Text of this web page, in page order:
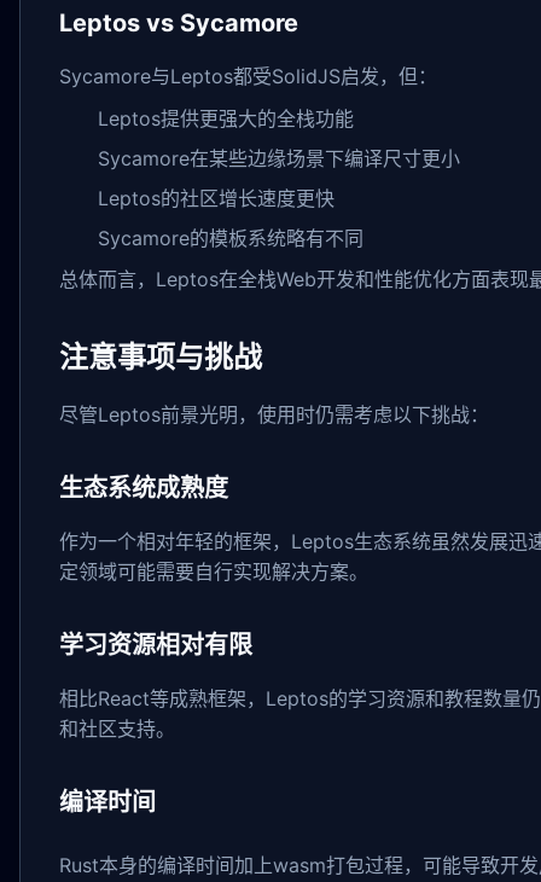
Leptos vs Sycamore
Sycamore与Leptos都受SolidJS启发，但：
Leptos提供更强大的全栈功能
Sycamore在某些边缘场景下编译尺寸更小
Leptos的社区增长速度更快
Sycamore的模板系统略有不同
总体而言，Leptos在全栈Web开发和性能优化方面表现
注意事项与挑战
尽管Leptos前景光明，使用时仍需考虑以下挑战：
生态系统成熟度
作为一个相对年轻的框架，Leptos生态系统虽然发展
定领域可能需要自行实现解决方案。
学习资源相对有限
相比React等成熟框架，Leptos的学习资源和教程数量
和社区支持。
编译时间
Rust本身的编译时间加上wasm打包过程，可能导致开